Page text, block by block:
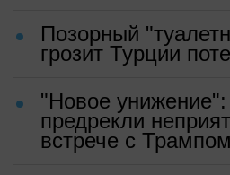
Позорный
грозит Турции
"Новое
предрекли
встрече с Трампом